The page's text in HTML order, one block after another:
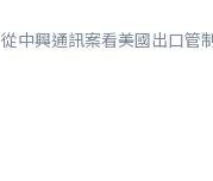
從中興通訊案看美國出口管